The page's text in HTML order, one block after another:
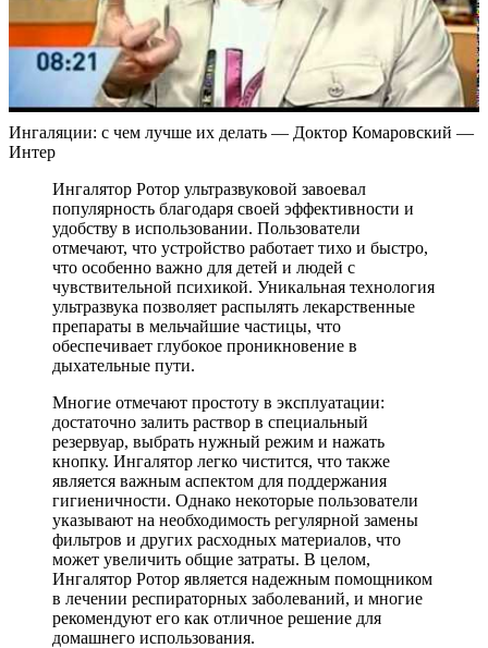
Ингаляции: с чем лучше их делать — Доктор Комаровский —
Интер
Ингалятор Ротор ультразвуковой завоевал
популярность благодаря своей эффективности и
удобству в использовании. Пользователи
отмечают, что устройство работает тихо и быстро,
что особенно важно для детей и людей с
чувствительной психикой. Уникальная технология
ультразвука позволяет распылять лекарственные
препараты в мельчайшие частицы, что
обеспечивает глубокое проникновение в
дыхательные пути.
Многие отмечают простоту в эксплуатации:
достаточно залить раствор в специальный
резервуар, выбрать нужный режим и нажать
кнопку. Ингалятор легко чистится, что также
является важным аспектом для поддержания
гигиеничности. Однако некоторые пользователи
указывают на необходимость регулярной замены
фильтров и других расходных материалов, что
может увеличить общие затраты. В целом,
Ингалятор Ротор является надежным помощником
в лечении респираторных заболеваний, и многие
рекомендуют его как отличное решение для
домашнего использования.